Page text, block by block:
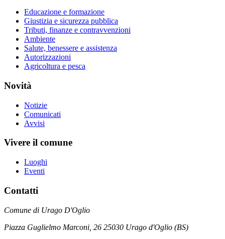
Educazione e formazione
Giustizia e sicurezza pubblica
Tributi, finanze e contravvenzioni
Ambiente
Salute, benessere e assistenza
Autorizzazioni
Agricoltura e pesca
Novità
Notizie
Comunicati
Avvisi
Vivere il comune
Luoghi
Eventi
Contatti
Comune di Urago D'Oglio
Piazza Guglielmo Marconi, 26 25030 Urago d'Oglio (BS)